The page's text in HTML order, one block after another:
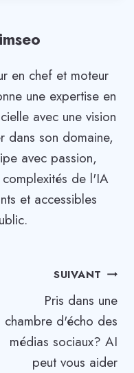
en chef et moteur
une expertise en
avec une vision
dans son domaine,
avec passion,
de l'IA
et accessibles
SUIVANT
Pris dans une
chambre d'écho des
médias sociaux? AI
peut vous aider